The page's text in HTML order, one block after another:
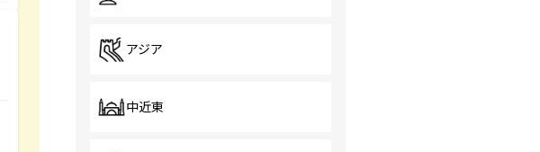
アジア
中近東